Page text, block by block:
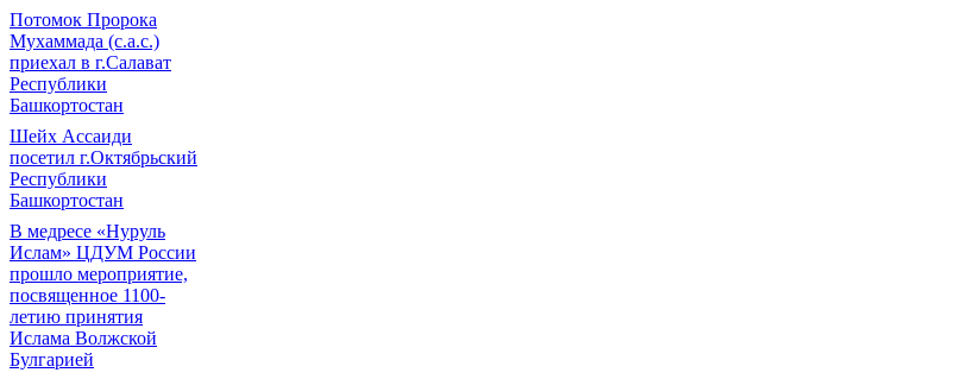
Потомок Пророка
Мухаммада (с.а.с.)
приехал в г.Салават
Республики
Башкортостан
Шейх Ассаиди
посетил г.Октябрьский
Республики
Башкортостан
В медресе «Нуруль
Ислам» ЦДУМ России
прошло мероприятие,
посвященное 1100-
летию принятия
Ислама Волжской
Булгарией